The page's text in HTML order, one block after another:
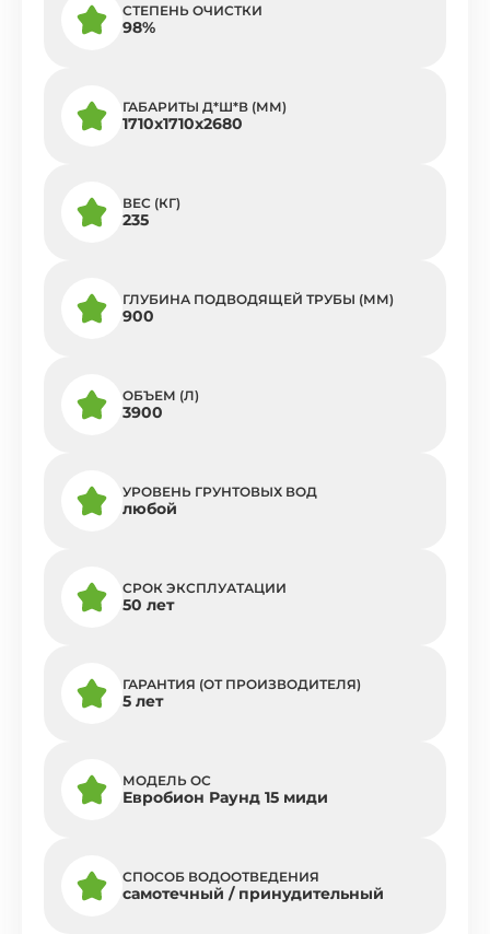
СТЕПЕНЬ ОЧИСТКИ
98%
ГАБАРИТЫ Д*Ш*В (ММ)
1710х1710х2680
ВЕС (КГ)
235
ГЛУБИНА ПОДВОДЯЩЕЙ ТРУБЫ (ММ)
900
ОБЪЕМ (Л)
3900
УРОВЕНЬ ГРУНТОВЫХ ВОД
любой
СРОК ЭКСПЛУАТАЦИИ
50 лет
ГАРАНТИЯ (ОТ ПРОИЗВОДИТЕЛЯ)
5 лет
МОДЕЛЬ ОС
Евробион Раунд 15 миди
СПОСОБ ВОДООТВЕДЕНИЯ
самотечный / принудительный